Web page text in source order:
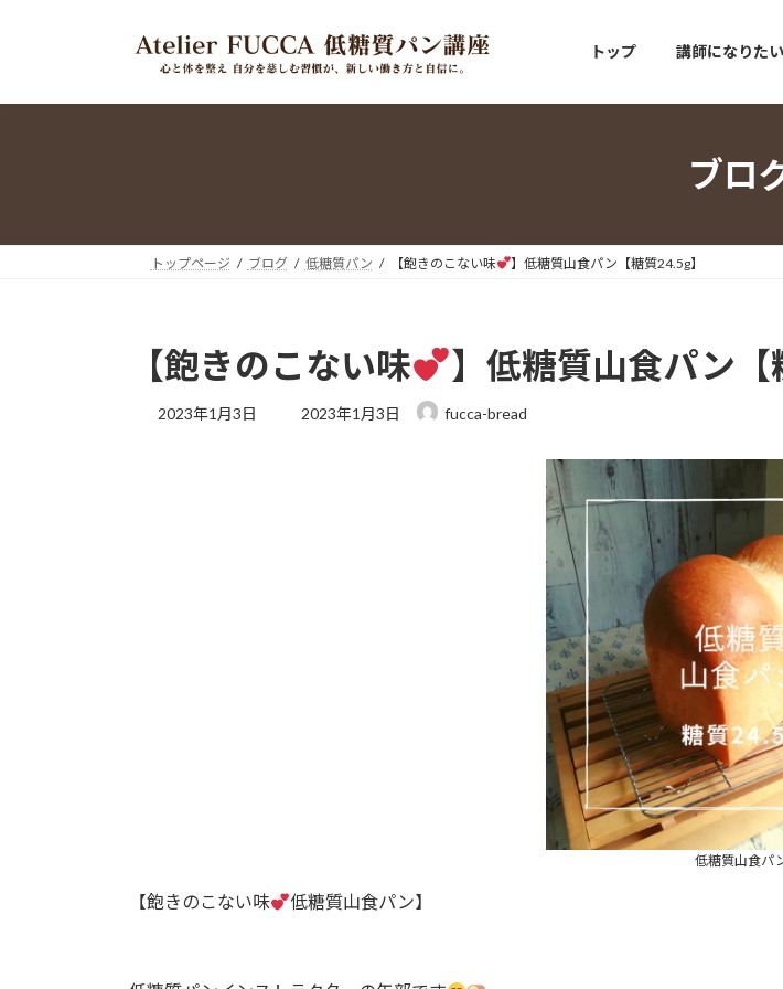
プ
動
トップ 講師になりた
ブロ
トップページ ブログ 低糖質パン 【飽きのこない味 】低糖質山食パン⁡⁡【糖質24.5g】
【飽きのこない味 】低糖質山食パン⁡⁡【
2023年1月3日
最
2023年1月3日 fucca-bread
低糖質山食パ
【飽きのこない味 低糖質山食パン】⁡⁡